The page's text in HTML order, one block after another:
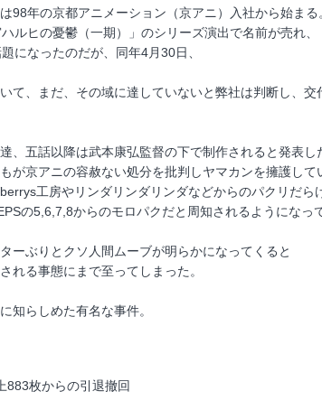
98年の京都アニメーション（京アニ）入社から始まる
ルヒの憂鬱（一期）」のシリーズ演出で名前が売れ、
になったのだが、同年4月30日、
て、まだ、その域に達していないと弊社は判断し、交
、五話以降は武本康弘監督の下で制作されると発表し
が京アニの容赦ない処分を批判しヤマカンを擁護して
工房やリンダリンダリンダなどからのパクリだら
の5,6,7,8からのモロパクだと周知されるようになっ
ーぶりとクソ人間ムーブが明らかになってくると
れる事態にまで至ってしまった。
知らしめた有名な事件。
883枚からの引退撤回